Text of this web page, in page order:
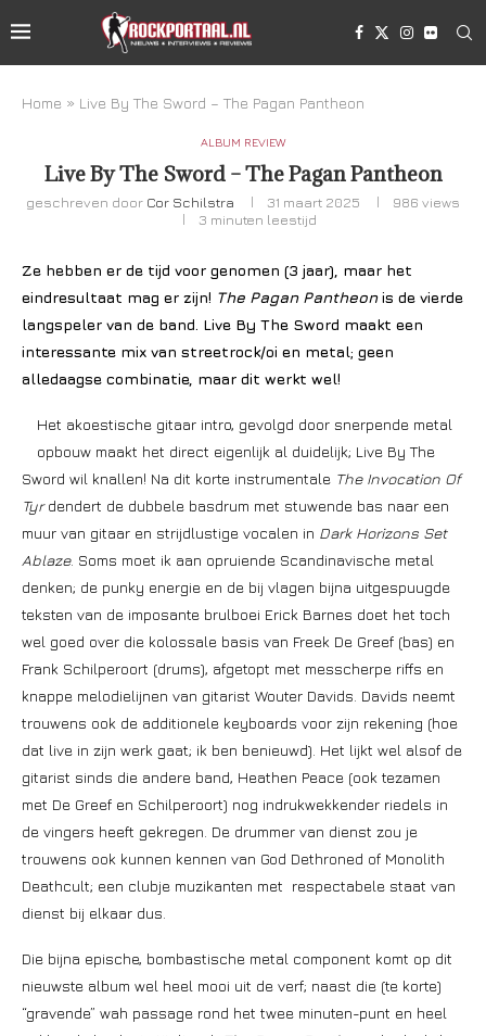
Home » Live By The Sword – The Pagan Pantheon
ALBUM REVIEW
Live By The Sword – The Pagan Pantheon
geschreven door Cor Schilstra 31 maart 2025 986 views
3 minuten leestijd
Ze hebben er de tijd voor genomen (3 jaar), maar het
eindresultaat mag er zijn! The Pagan Pantheonis de vierde
langspeler van de band. Live By The Sword maakt een
interessante mix van streetrock/oi en metal; geen
alledaagse combinatie, maar dit werkt wel!
Het akoestische gitaar intro, gevolgd door snerpende metal
opbouw maakt het direct eigenlijk al duidelijk; Live By The
Sword wil knallen! Na dit korte instrumentale The Invocation Of
Tyrdendert de dubbele basdrum met stuwende bas naar een
muur van gitaar en strijdlustige vocalen in Dark Horizons Set
Ablaze. Soms moet ik aan opruiende Scandinavische metal
denken; de punky energie en de bij vlagen bijna uitgespuugde
teksten van de imposante brulboei Erick Barnes doet het toch
wel goed over die kolossale basis van Freek De Greef (bas) en
Frank Schilperoort (drums), afgetopt met messcherpe riffs en
knappe melodielijnen van gitarist Wouter Davids. Davids neemt
trouwens ook de additionele keyboards voor zijn rekening (hoe
dat live in zijn werk gaat; ik ben benieuwd). Het lijkt wel alsof de
gitarist sinds die andere band, Heathen Peace (ook tezamen
met De Greef en Schilperoort) nog indrukwekkender riedels in
de vingers heeft gekregen. De drummer van dienst zou je
trouwens ook kunnen kennen van God Dethroned of Monolith
Deathcult; een clubje muzikanten met respectabele staat van
dienst bij elkaar dus.
Die bijna epische, bombastische metal component komt op dit
nieuwste album wel heel mooi uit de verf; naast die (te korte)
“gravende” wah passage rond het twee minuten-punt en heel